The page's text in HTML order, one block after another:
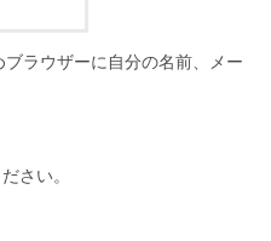
ラウザーに自分の名前、メー
さい。